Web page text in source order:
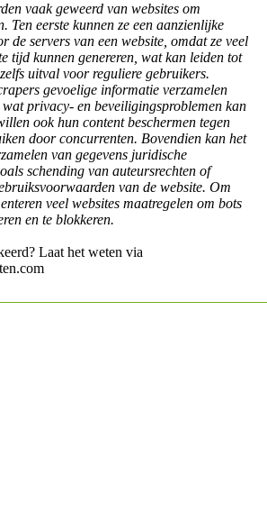
vaak geweerd van websites om
Ten eerste kunnen ze een aanzienlijke
de servers van een website, omdat ze veel
tijd kunnen genereren, wat kan leiden tot
uitval voor reguliere gebruikers.
gevoelige informatie verzamelen
privacy- en beveiligingsproblemen kan
ook hun content beschermen tegen
door concurrenten. Bovendien kan het
van gegevens juridische
schending van auteursrechten of
van de website. Om
veel websites maatregelen om bots
en te blokkeren.
Laat het weten via